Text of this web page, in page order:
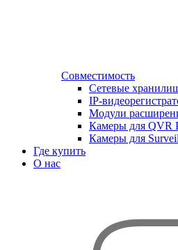
Совместимость
Сетевые
IP-
Модули
Камеры для QVR
Камеры для
Где купить
О нас